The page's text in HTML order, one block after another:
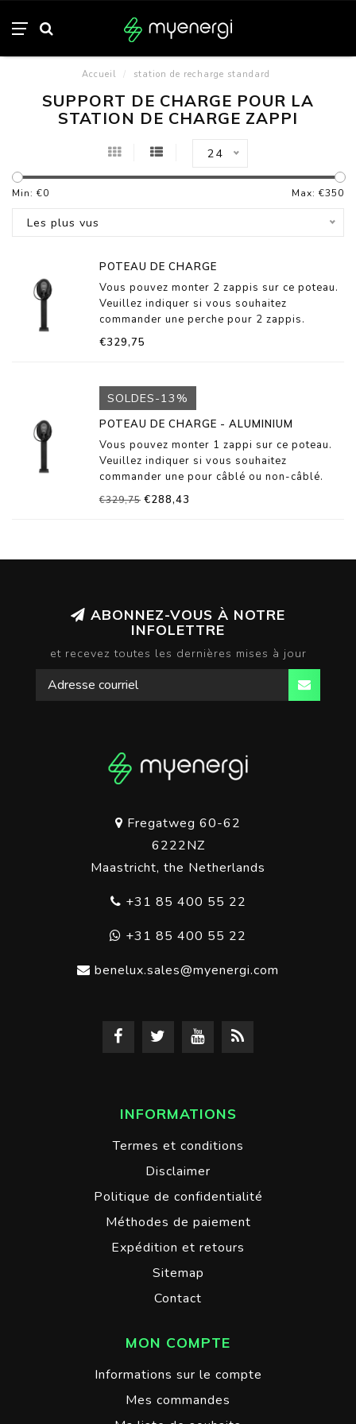
Accueil / station de recharge standard
SUPPORT DE CHARGE POUR LA
STATION DE CHARGE ZAPPI
24
Min: €0 Max: €350
Les plus vus
POTEAU DE CHARGE
Vous pouvez monter 2 zappis sur ce poteau.
Veuillez indiquer si vous souhaitez
commander une perche pour 2 zappis.
Entièrement galvanisé et peint par poudrage
alimentation et câble de données.
€329,75
SOLDES-13%
POTEAU DE CHARGE - ALUMINIUM
Vous pouvez monter 1 zappi sur ce poteau.
Veuillez indiquer si vous souhaitez
commander une pour câblé ou non-câblé.
Peint par poudrage en RAL 7016. Avec
€329,75 €288,43
ABONNEZ-VOUS À NOTRE
INFOLETTRE
et recevez toutes les dernières mises à jour
Fregatweg 60-62
6222NZ
Maastricht, the Netherlands
+31 85 400 55 22
+31 85 400 55 22
benelux.sales@myenergi.com
INFORMATIONS
Termes et conditions
Disclaimer
Politique de confidentialité
Méthodes de paiement
Expédition et retours
Sitemap
Contact
MON COMPTE
Informations sur le compte
Mes commandes